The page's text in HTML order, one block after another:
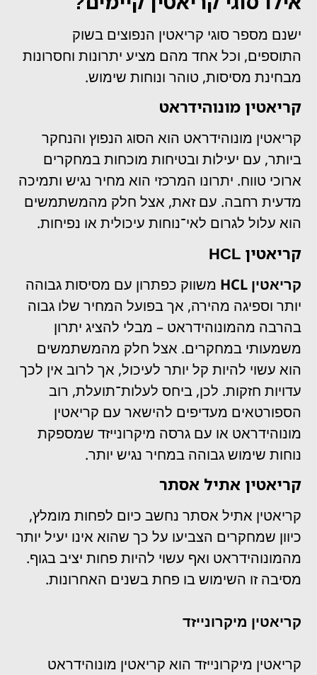
ישנם מספר סוגי קריאטין הנפוצים בשוק
התוספים, וכל אחד מהם מציע יתרונות וחסרונות
מבחינת מסיסות, טוהר ונוחות שימוש.
קריאטין מונוהידראט
קריאטין מונוהידראט הוא הסוג הנפוץ והנחקר
ביותר, עם יעילות ובטיחות מוכחות במחקרים
ארוכי טווח. יתרונו המרכזי הוא מחיר נגיש ותמיכה
מדעית רחבה. עם זאת, אצל חלק מהמשתמשים
הוא עלול לגרום לאי־נוחות עיכולית או נפיחות.
קריאטין HCL
קריאטין HCL
משווק כפתרון עם מסיסות גבוהה
יותר וספיגה מהירה, אך בפועל המחיר שלו גבוה
בהרבה מהמונוהידראט – מבלי להציג יתרון
משמעותי במחקרים. אצל חלק מהמשתמשים
הוא עשוי להיות קל יותר לעיכול, אך לרוב אין לכך
עדויות חזקות. לכן, ביחס לעלות־תועלת, רוב
הספורטאים מעדיפים להישאר עם קריאטין
מונוהידראט או עם גרסה מיקרונייזד שמספקת
נוחות שימוש גבוהה במחיר נגיש יותר.
קריאטין אתיל אסתר
קריאטין אתיל אסתר נחשב כיום לפחות מומלץ,
כיוון שמחקרים הצביעו על כך שהוא אינו יעיל יותר
מהמונוהידראט ואף עשוי להיות פחות יציב בגוף.
מסיבה זו השימוש בו פחת בשנים האחרונות.
קריאטין מיקרונייזד
קריאטין מיקרונייזד הוא קריאטין מונוהידראט